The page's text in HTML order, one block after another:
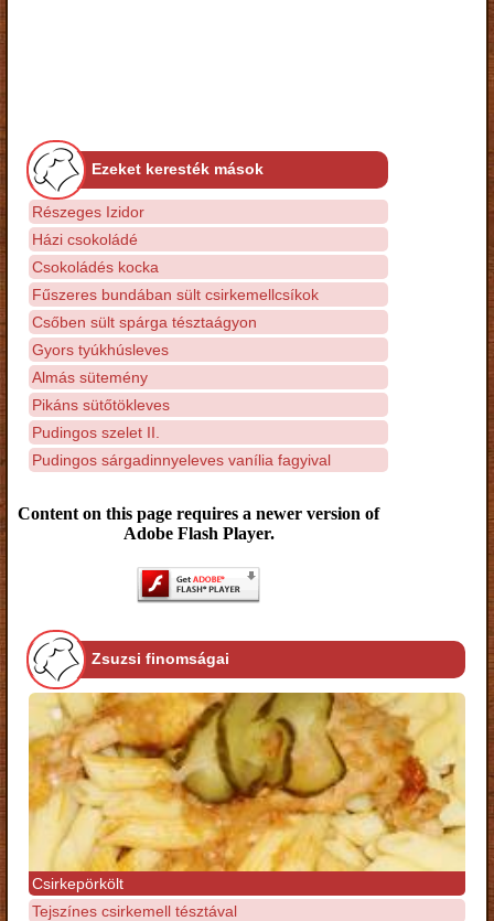
Ezeket keresték mások
Részeges Izidor
Házi csokoládé
Csokoládés kocka
Fűszeres bundában sült csirkemellcsíkok
Csőben sült spárga tésztaágyon
Gyors tyúkhúsleves
Almás sütemény
Pikáns sütőtökleves
Pudingos szelet II.
Pudingos sárgadinnyeleves vanília fagyival
Content on this page requires a newer version of
Adobe Flash Player.
Zsuzsi finomságai
Csirkepörkölt
Tejszínes csirkemell tésztával